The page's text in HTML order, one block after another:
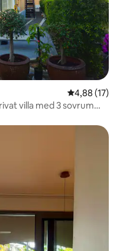
4,88 av 5 i
4,88 (17)
villa med 3 sovrum